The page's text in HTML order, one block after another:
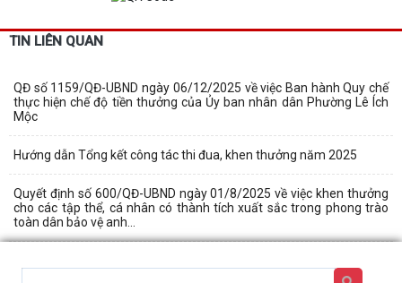
TIN LIÊN QUAN
QĐ số 1159/QĐ-UBND ngày 06/12/2025 về việc Ban hành Quy chế
thực hiện chế độ tiền thưởng của Ủy ban nhân dân Phường Lê Ích
Mộc
Hướng dẫn Tổng kết công tác thi đua, khen thưởng năm 2025
Quyết định số 600/QĐ-UBND ngày 01/8/2025 về việc khen thưởng
cho các tập thể, cá nhân có thành tích xuất sắc trong phong trào
toàn dân bảo vệ anh...